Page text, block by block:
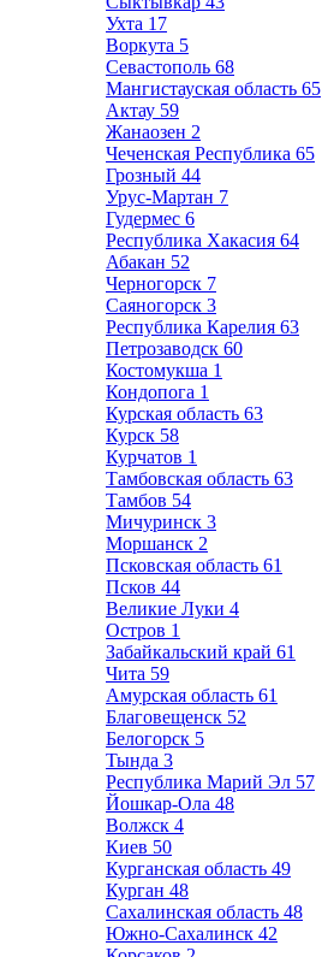
Ухта 17
Воркута 5
Севастополь 68
Мангистауская область 65
Актау 59
Жанаозен 2
Чеченская Республика 65
Грозный 44
Урус-Мартан 7
Гудермес 6
Республика Хакасия 64
Абакан 52
Черногорск 7
Саяногорск 3
Республика Карелия 63
Петрозаводск 60
Костомукша 1
Кондопога 1
Курская область 63
Курск 58
Курчатов 1
Тамбовская область 63
Тамбов 54
Мичуринск 3
Моршанск 2
Псковская область 61
Псков 44
Великие Луки 4
Остров 1
Забайкальский край 61
Чита 59
Амурская область 61
Благовещенск 52
Белогорск 5
Тында 3
Республика Марий Эл 57
Йошкар-Ола 48
Волжск 4
Киев 50
Курганская область 49
Курган 48
Сахалинская область 48
Южно-Сахалинск 42